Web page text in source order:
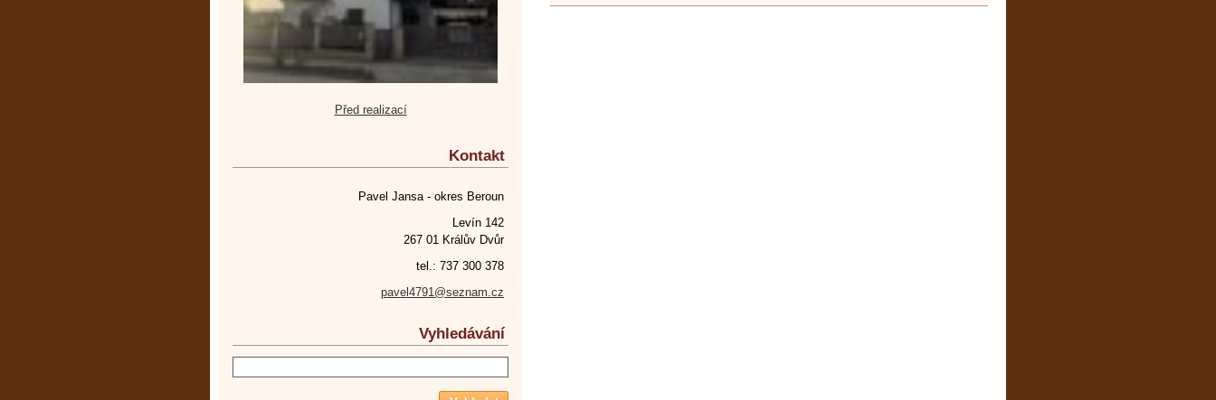
Před realizací
Kontakt
Pavel Jansa - okres Beroun
Levín 142
267 01 Králův Dvůr
tel.: 737 300 378
pavel4791@seznam.cz
Vyhledávání